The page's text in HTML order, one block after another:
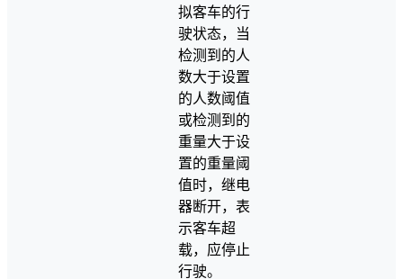
拟客车的行
驶状态，当
检测到的人
数大于设置
的人数阈值
或检测到的
重量大于设
置的重量阈
值时，继电
器断开，表
示客车超
载，应停止
行驶。